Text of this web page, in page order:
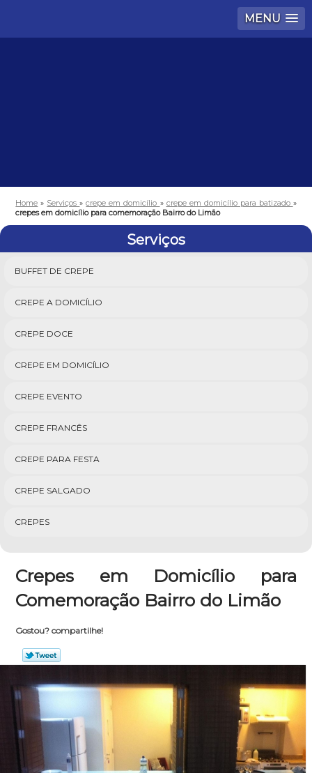
MENU
Home » Serviços»crepe em domicílio » crepe em domicílio para batizado »
crepes em domicílio para comemoração Bairro do Limão
Serviços
BUFFET DE CREPE
CREPE A DOMICÍLIO
CREPE DOCE
CREPE EM DOMICÍLIO
CREPE EVENTO
CREPE FRANCÊS
CREPE PARA FESTA
CREPE SALGADO
CREPES
Crepes em Domicílio para
Comemoração Bairro do Limão
Gostou? compartilhe!